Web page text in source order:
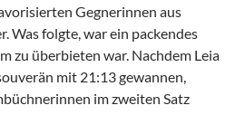
Gegnerinnen aus
Was folgte, war ein packendes
zu überbieten war. Nachdem Leia
mit 21:13 gewannen,
im zweiten Satz